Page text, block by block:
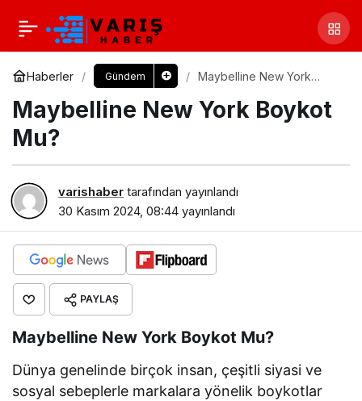
Haberler Gündem
Maybelline New York
Maybelline New York Boykot
Mu?
varishaber tarafından yayınlandı
30 Kasım 2024, 08:44 yayınlandı
PAYLAŞ
Maybelline New York Boykot Mu?
Dünya genelinde birçok insan, çeşitli siyasi ve
sosyal sebeplerle markalara yönelik boykotlar